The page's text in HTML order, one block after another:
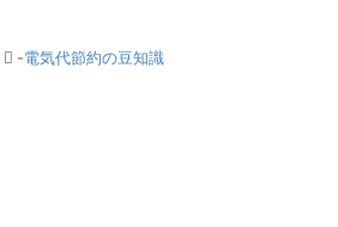
-電気代節約の豆知識